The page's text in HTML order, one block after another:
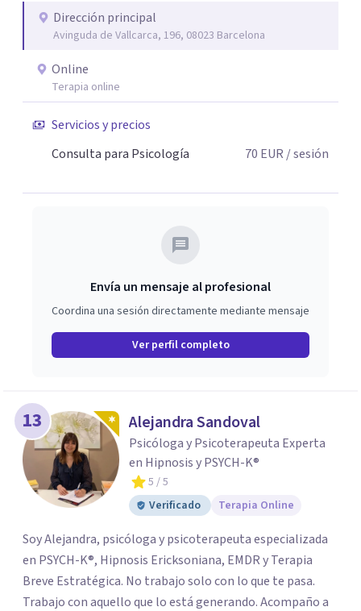
Dirección principal
Avinguda de Vallcarca, 196, 08023 Barcelona
Online
Terapia online
Servicios y precios
Consulta para Psicología
70 EUR / sesión
Envía un mensaje al profesional
Coordina una sesión directamente mediante mensaje
Ver perfil completo
13 Alejandra Sandoval
Psicóloga y Psicoterapeuta Experta
en Hipnosis y PSYCH-K®
5 / 5
Verificado
Terapia Online
Soy Alejandra, psicóloga y psicoterapeuta especializada
en PSYCH-K®, Hipnosis Ericksoniana, EMDR y Terapia
Breve Estratégica. No trabajo solo con lo que te pasa.
Trabajo con aquello que lo está generando. Acompaño a